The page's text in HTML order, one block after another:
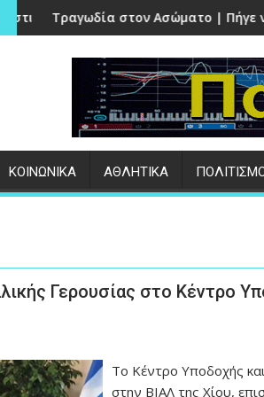
της Μυτιλήνης | ΑΝΑΛΥΤΙΚΑ
| Πήγε να ποτίσει το κτήμα του
«ΟΣΔΕ
ΚΟΙΝΩΝΙΚΑ ΑΘΛΗΤΙΚΑ
Γερουσίας στο Κέντρο
Το Κέντρο Υποδοχής
στην ΒΙΑΛ της Χίου,